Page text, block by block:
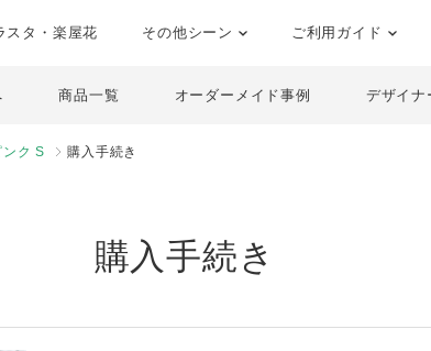
スタ・楽屋花 その他シーン ご利用ガイド
商品一覧 オーダーメイド事例 デザイナ
ク S 購入手続き
購入手続き